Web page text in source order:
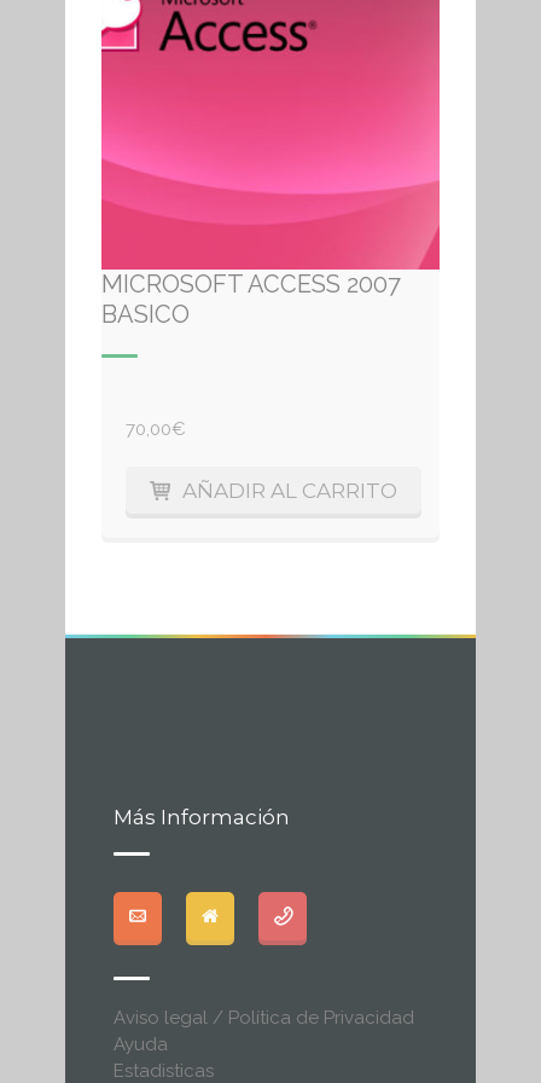
MICROSOFT ACCESS 2007
BASICO
70,00€
AÑADIR AL CARRITO
Más Información
Aviso legal / Política de Privacidad
Ayuda
Estadisticas